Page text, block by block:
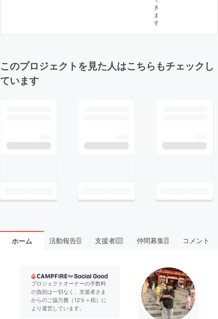
き
ま
す
このプロジェクトを見た人はこちらもチェックし
ています
ホーム 活動報告1 支援者 10 仲間募集 1 コメント
プロジェクトオーナーの手数料
の負担は一切なく、支援者さま
からのご協力費（12％＋税）に
より運営しています。